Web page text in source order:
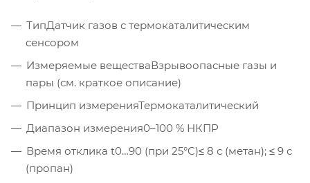
ТипДатчик газов с термокаталитическим
сенсором
Измеряемые веществаВзрывоопасные газы и
пары (см. краткое описание)
Принцип измеренияТермокаталитический
Диапазон измерения0–100 % НКПР
Время отклика t0…90 (при 25°C)≤ 8 с (метан); ≤ 9 с
(пропан)